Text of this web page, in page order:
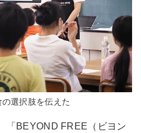
選択肢を伝えた
「BEYOND FREE（ビヨン